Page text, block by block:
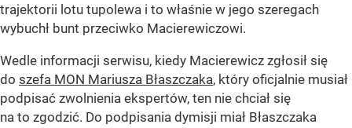
trajektorii lotu tupolewa i to właśnie w jego szeregach
wybuchł bunt przeciwko Macierewiczowi.
Wedle informacji serwisu, kiedy Macierewicz zgłosił się
do szefa MON Mariusza Błaszczaka, który oficjalnie musiał
podpisać zwolnienia ekspertów, ten nie chciał się
na to zgodzić. Do podpisania dymisji miał Błaszczaka